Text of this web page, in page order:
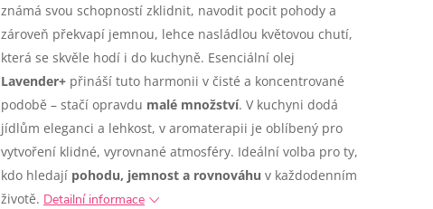
známá svou schopností zklidnit, navodit pocit pohody a
zároveň překvapí jemnou, lehce nasládlou květovou chutí,
která se skvěle hodí i do kuchyně. Esenciální olej
Lavender+ přináší tuto harmonii v čisté a koncentrované
podobě – stačí opravdu malé množství. V kuchyni dodá
jídlům eleganci a lehkost, v aromaterapii je oblíbený pro
vytvoření klidné, vyrovnané atmosféry. Ideální volba pro ty,
kdo hledají pohodu, jemnost a rovnováhu v každodenním
životě. Detailní informace